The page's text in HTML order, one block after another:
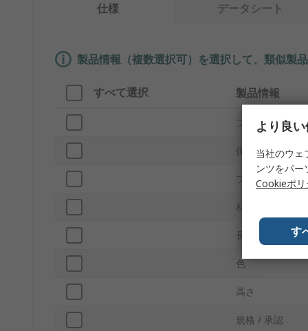
仕様 データシート
製品情報（複数選択可）を選択して、類似製
すべて選択 製品情報
ブランド
保護形状
プロダクトタイ
材質
長さ
色
高さ
規格 / 承認
より良
当社のウェ
ンツをパ
Cookieポリ
す